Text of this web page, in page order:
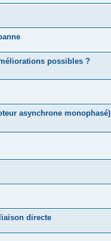
possibles ?
asynchrone monophasé)
directe